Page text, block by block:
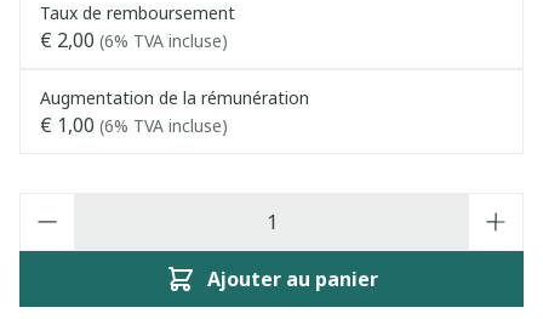
Taux de remboursement
€ 2,00 (6% TVA incluse)
Augmentation de la rémunération
€ 1,00 (6% TVA incluse)
Ajouter au panier